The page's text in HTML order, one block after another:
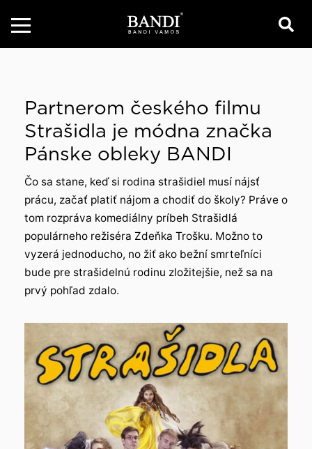
Partnerom českého filmu
Strašidla je módna značka
Pánske obleky BANDI
Čo sa stane, keď si rodina strašidiel musí nájsť
prácu, začať platiť nájom a chodiť do školy? Práve o
tom rozpráva komediálny príbeh Strašidlá
populárneho režiséra Zdeňka Trošku. Možno to
vyzerá jednoducho, no žiť ako bežní smrteľníci
bude pre strašidelnú rodinu zložitejšie, než sa na
prvý pohľad zdalo.